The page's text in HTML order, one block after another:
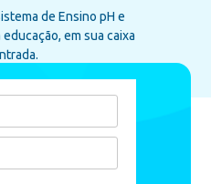
de Ensino pH e
em sua caixa